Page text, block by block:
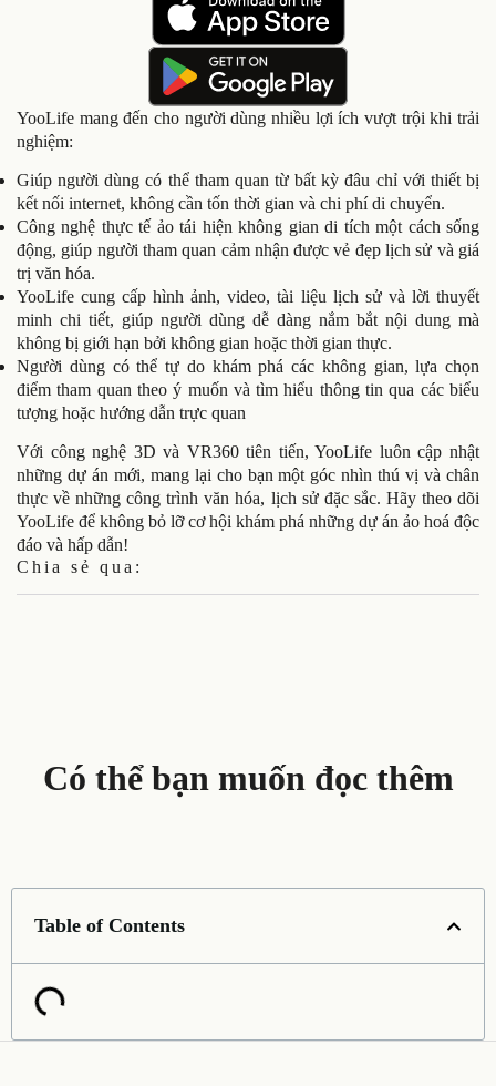
YooLife mang đến cho người dùng nhiều lợi ích vượt trội khi trải
nghiệm:
Giúp người dùng có thể tham quan từ bất kỳ đâu chỉ với thiết bị
kết nối internet, không cần tốn thời gian và chi phí di chuyển.
Công nghệ thực tế ảo tái hiện không gian di tích một cách sống
động, giúp người tham quan cảm nhận được vẻ đẹp lịch sử và giá
trị văn hóa.
YooLife cung cấp hình ảnh, video, tài liệu lịch sử và lời thuyết
minh chi tiết, giúp người dùng dễ dàng nắm bắt nội dung mà
không bị giới hạn bởi không gian hoặc thời gian thực.
Người dùng có thể tự do khám phá các không gian, lựa chọn
điểm tham quan theo ý muốn và tìm hiểu thông tin qua các biểu
tượng hoặc hướng dẫn trực quan
Với công nghệ 3D và VR360 tiên tiến, YooLife luôn cập nhật
những dự án mới, mang lại cho bạn một góc nhìn thú vị và chân
thực về những công trình văn hóa, lịch sử đặc sắc. Hãy theo dõi
YooLife để không bỏ lỡ cơ hội khám phá những dự án ảo hoá độc
đáo và hấp dẫn!
Chia sẻ qua:
Có thể bạn muốn đọc thêm
Table of Contents